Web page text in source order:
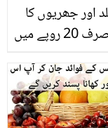
اور جھریوں کا
حل اب صرف 20 روپے میں
کس طرح لگائیں
بھی جوان نظر